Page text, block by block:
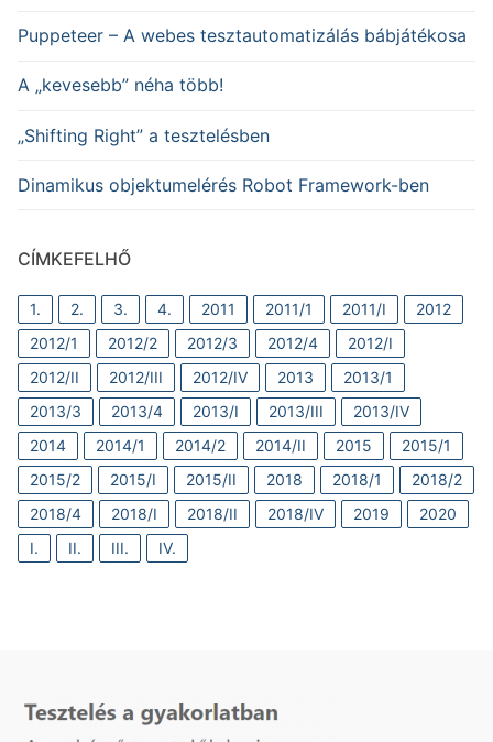
Puppeteer – A webes tesztautomatizálás bábjátékosa
A „kevesebb” néha több!
„Shifting Right” a tesztelésben
Dinamikus objektumelérés Robot Framework-ben
CÍMKEFELHŐ
1. 2. 3. 4. 2011 2011/1 2011/I
2012
2012/1
2012/2 2012/3 2012/4
2012/I
2012/II
2012/III 2012/IV 2013
2013/1
2013/3
2013/4 2013/I 2013/III
2013/IV
2014
2014/1 2014/2 2014/II 2015
2015/1
2015/2
2015/I 2015/II 2018 2018/1
2018/2
2018/4
2018/I 2018/II 2018/IV 2019
2020
I.
II. III. IV.